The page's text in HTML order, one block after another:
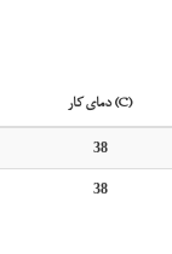
دمای کار (C)
38
38